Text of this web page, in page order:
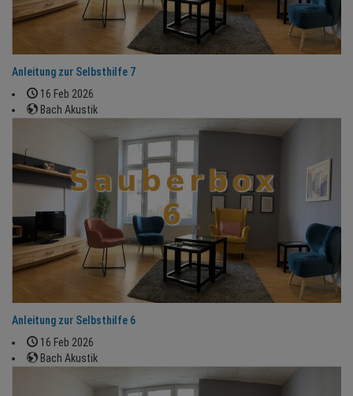
Anleitung zur Selbsthilfe 7
16 Feb 2026
Bach Akustik
Anleitung zur Selbsthilfe 6
16 Feb 2026
Bach Akustik